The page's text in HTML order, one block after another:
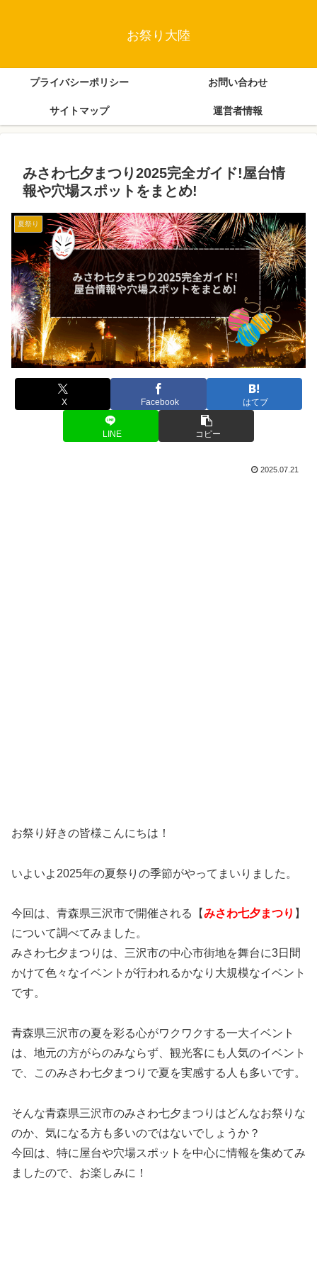
お祭り大陸
プライバシーポリシー お問い合わせ
サイトマップ 運営者情報
みさわ七夕まつり2025完全ガイド!屋台情
報や穴場スポットをまとめ!
夏祭り
X Facebook はてブ
LINE コピー
2025.07.21
お祭り好きの皆様こんにちは！
いよいよ2025年の夏祭りの季節がやってまいりました。
今回は、青森県三沢市で開催される【みさわ七夕まつり 】
について調べてみました。
みさわ七夕まつりは、三沢市の中心市街地を舞台に3日間
かけて色々なイベントが行われるかなり大規模なイベント
です。
青森県三沢市の夏を彩る心がワクワクする一大イベント
は、地元の方がらのみならず、観光客にも人気のイベント
で、このみさわ七夕まつりで夏を実感する人も多いです。
そんな青森県三沢市のみさわ七夕まつりはどんなお祭りな
のか、気になる方も多いのではないでしょうか？
今回は、特に屋台や穴場スポットを中心に情報を集めてみ
ましたので、お楽しみに！